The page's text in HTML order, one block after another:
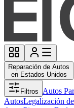
Reparación de Autos
en Estados Unidos
Filtros Autos
AutosLegalización